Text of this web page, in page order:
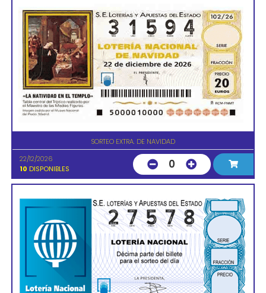
SORTEO EXTRA. DE NAVIDAD
22/12/2026
10 DISPONIBLES 0